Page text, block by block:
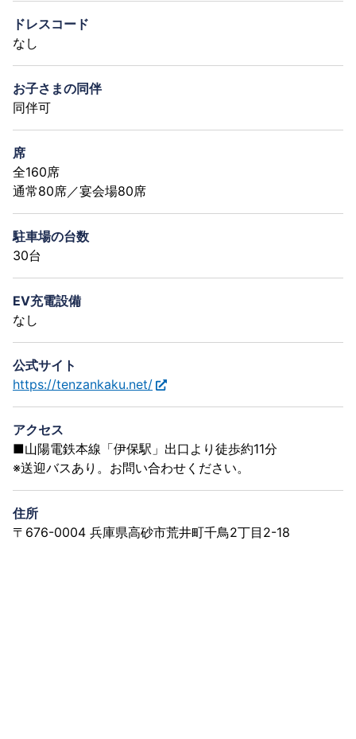
ドレスコード
なし
お子さまの同伴
同伴可
席
全160席
通常80席／宴会場80席
駐車場の台数
30台
EV充電設備
なし
公式サイト
https://tenzankaku.net/
アクセス
■山陽電鉄本線「伊保駅」出口より徒歩約11分
※送迎バスあり。お問い合わせください。
住所
〒676-0004 兵庫県高砂市荒井町千鳥2丁目2-18